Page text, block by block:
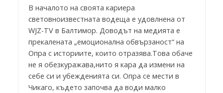
В началото на своята кариера
световноизвестната водеща е удовлнена от
WJZ-TV в Балтимор. Доводът на медията е
прекалената „емоционална обвързаност“ на
Опра с историите, които отразява.Това обаче
не я обезкуражава,нито я кара да измени на
себе си и убежденията си. Опра се мести в
Чикаго, където започва да води малко